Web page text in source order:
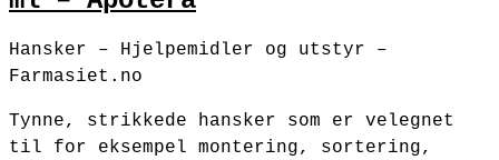
Hansker – Hjelpemidler og utstyr –
Farmasiet.no
Tynne, strikkede hansker som er velegnet
til for eksempel montering, sortering,